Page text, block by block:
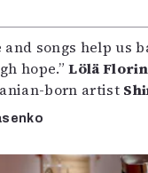
and songs help us
hope.”Lölä
born artist